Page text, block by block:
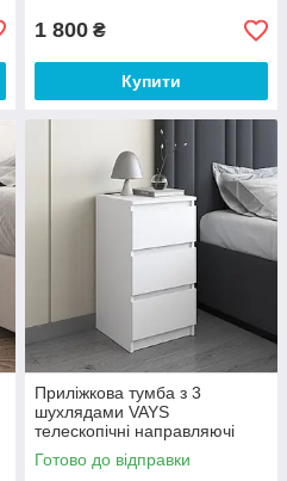
1 800 ₴
Купити
Приліжкова тумба з 3
шухлядами VAYS
телескопічні направляючі
Білий 40х40х76 см
Готово до відправки